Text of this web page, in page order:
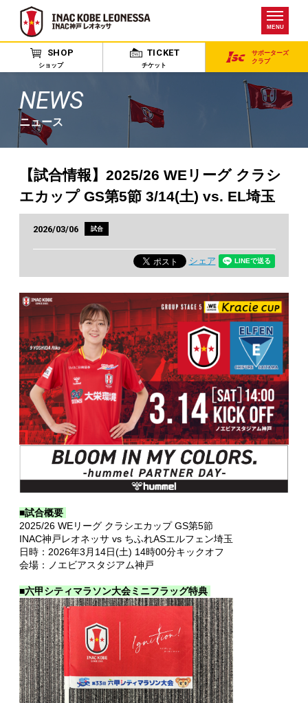
MENU
SHOP
ショップ
TICKET
チケット
サポーターズ
クラブ
NEWS
ニュース
【試合情報】2025/26 WEリーグ クラシ
エカップ GS第5節 3/14(土) vs. EL埼玉
2026/03/06 試合
シェア
■試合概要
2025/26 WEリーグ クラシエカップ GS第5節
INAC神戸レオネッサ vs ちふれASエルフェン埼玉
日時：2026年3月14日(土) 14時00分キックオフ
会場：ノエビアスタジアム神戸
■六甲シティマラソン大会ミニフラッグ特典